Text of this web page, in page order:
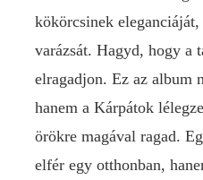
kökörcsinek
varázsát. Hagyd, hogy a
elragadjon. Ez az album
hanem a Kárpátok
örökre magával ragad.
elfér egy otthonban,